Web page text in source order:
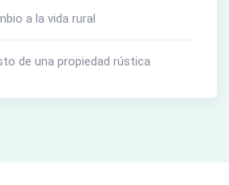
a la vida rural
de una propiedad rústica